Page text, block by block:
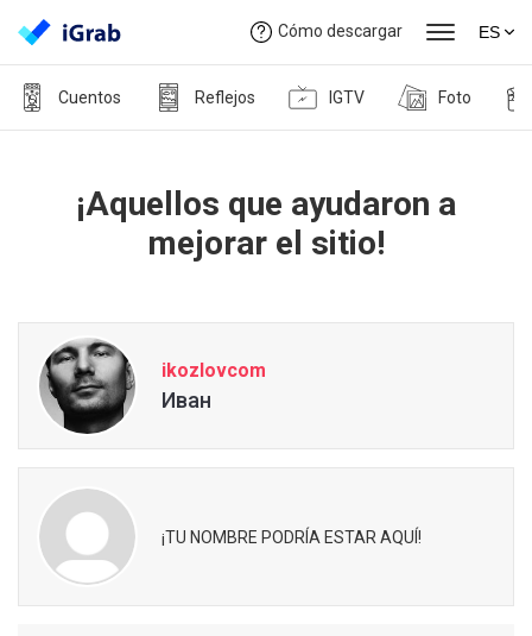
Cómo descargar ES
Cuentos Reflejos IGTV Foto
¡Aquellos que ayudaron a
mejorar el sitio!
ikozlovcom
Иван
¡TU NOMBRE PODRÍA ESTAR AQUÍ!